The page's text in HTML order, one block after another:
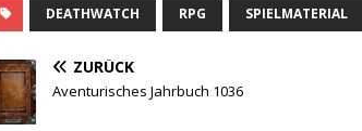
DEATHWATCH RPG SPIELMATERIAL
ZURÜCK
Aventurisches Jahrbuch 1036